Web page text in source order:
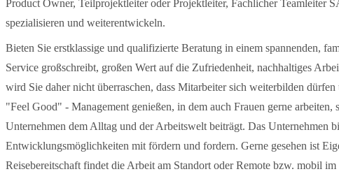
Product Owner, Teilprojektleiter oder Projektleiter, Fachlicher Teamleiter
spezialisieren und weiterentwickeln.
Bieten Sie erstklassige und qualifizierte Beratung in einem spannenden,
Service großschreibt, großen Wert auf die Zufriedenheit, nachhaltiges
wird Sie daher nicht überraschen, dass Mitarbeiter sich weiterbilden
"Feel Good" - Management genießen, in dem auch Frauen gerne
Unternehmen dem Alltag und der Arbeitswelt beiträgt. Das Unternehmen
Entwicklungsmöglichkeiten mit fördern und fordern. Gerne gesehen ist
Reisebereitschaft findet die Arbeit am Standort oder Remote bzw. mobil